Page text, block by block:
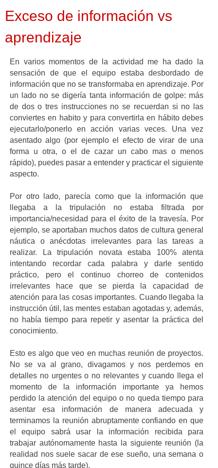
Exceso de información vs
aprendizaje
En varios momentos de la actividad me ha dado la
sensación de que el equipo estaba desbordado de
información que no se transformaba en aprendizaje. Por
un lado no se digería tanta información de golpe: más
de dos o tres instrucciones no se recuerdan si no las
conviertes en habito y para convertirla en hábito debes
ejecutarlo/ponerlo en acción varias veces. Una vez
asentado algo (por ejemplo el efecto de virar de una
forma u otra, o el de cazar un cabo mas o menos
rápido), puedes pasar a entender y practicar el siguiente
aspecto.
Por otro lado, parecía como que la información que
llegaba a la tripulación no estaba filtrada por
importancia/necesidad para el éxito de la travesía. Por
ejemplo, se aportaban muchos datos de cultura general
náutica o anécdotas irrelevantes para las tareas a
realizar. La tripulación novata estaba 100% atenta
intentando recordar cada palabra y darle sentido
práctico, pero el continuo chorreo de contenidos
irrelevantes hace que se pierda la capacidad de
atención para las cosas importantes. Cuando llegaba la
instrucción útil, las mentes estaban agotadas y, además,
no había tiempo para repetir y asentar la práctica del
conocimiento.
Esto es algo que veo en muchas reunión de proyectos.
No se va al grano, divagamos y nos perdemos en
detalles no urgentes o no relevantes y cuando llega el
momento de la información importante ya hemos
perdido la atención del equipo o no queda tiempo para
asentar esa información de manera adecuada y
terminamos la reunión abruptamente confiando en que
el equipo sabrá usar la información recibida para
trabajar autónomamente hasta la siguiente reunión (la
realidad nos suele sacar de ese sueño, una semana o
quince días más tarde).